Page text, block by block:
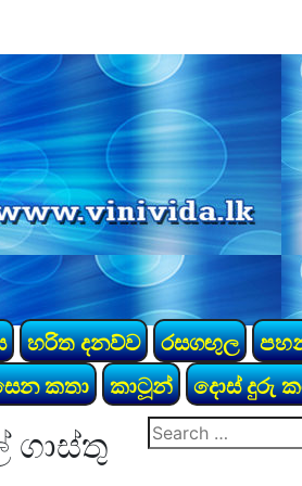
හරිත දනව්ව රසගඟුල
කතා කාටූන් දොස් දුරු
Search
for: